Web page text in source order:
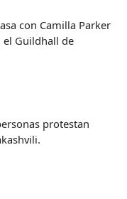
con Camilla Parker
el Guildhall de
protestan